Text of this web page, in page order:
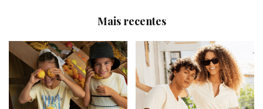
Mais recentes